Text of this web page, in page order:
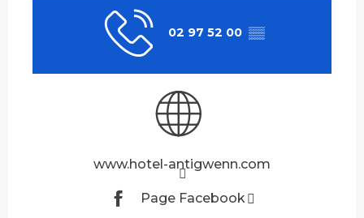
02 97 52 00 ▒▒
www.hotel-antigwenn.com
Page Facebook